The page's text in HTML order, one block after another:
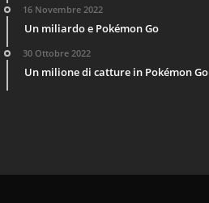
16 Novembre 2022
Un miliardo e Pokémon Go
30 Ottobre 2022
Un milione di catture in Pokémon Go